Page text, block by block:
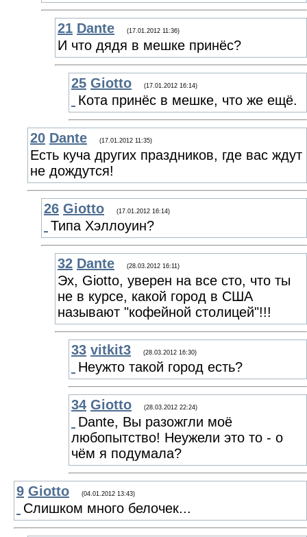
21 Dante (17.01.2012 11:36)
И что дядя в мешке принёс?
25 Giotto (17.01.2012 16:14)
Кота принёс в мешке, что же ещё.
20 Dante (17.01.2012 11:35)
Есть куча других праздников, где вас ждут
не дождутся!
26 Giotto (17.01.2012 16:14)
Типа Хэллоуин?
32 Dante (28.03.2012 16:11)
Эх, Giotto, уверен на все сто, что ты
не в курсе, какой город в США
называют "кофейной столицей"!!!
33 vitkit3 (28.03.2012 16:30)
Неужто такой город есть?
34 Giotto (28.03.2012 22:24)
Dante, Вы разожгли моё
любопытство! Неужели это то - о
чём я подумала?
9 Giotto (04.01.2012 13:43)
Слишком много белочек...